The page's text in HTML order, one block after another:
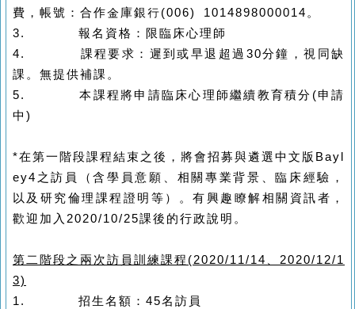
費，帳號：合作金庫銀行(006) 1014898000014 。
3. 報名資格：限臨床心理師
4. 課程要求：遲到或早退超過 30分鐘，視同缺
課。無提供補課。
5.本課程將申請臨床心理師繼續教育積分 (申請
中 )
*在第一階段課程結束之後，將會招募與遴選中文版 Bayl
ey4 之訪員（含學員意願、相關專業背景、臨床經驗，
以及研究倫理課程證明等）。有興趣瞭解相關資訊者，
歡迎加入 2020/10/25課後的行政說明。
第二階段之兩次訪員訓練課程 (2020/11/14
2020/12/1
3)
1. 招生名額： 45名訪員